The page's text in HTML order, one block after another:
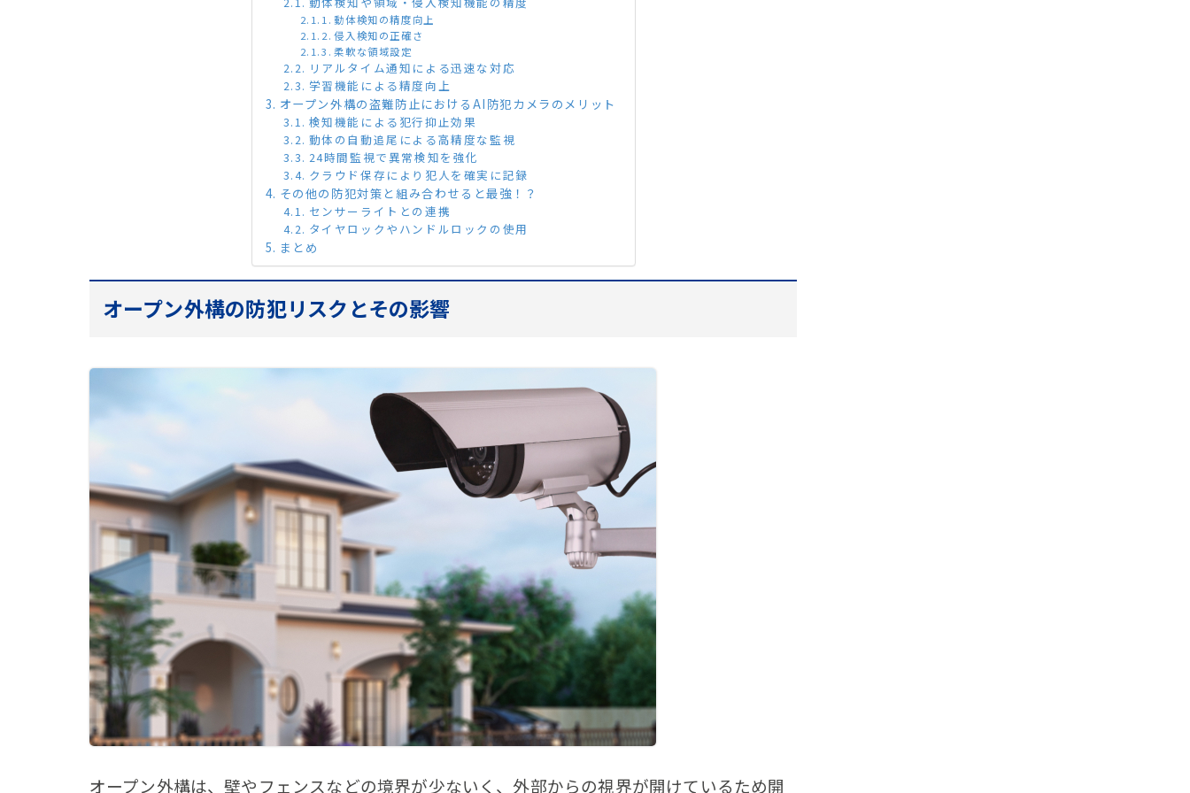
動体検知の精度向上
侵入検知の正確さ
柔軟な領域設定
リアルタイム通知による迅速な対応
学習機能による精度向上
オープン外構の盗難防止におけるAI防犯カメラのメリット
検知機能による犯行抑止効果
動体の自動追尾による高精度な監視
24時間監視で異常検知を強化
クラウド保存により犯人を確実に記録
その他の防犯対策と組み合わせると最強！？
センサーライトとの連携
タイヤロックやハンドルロックの使用
まとめ
オープン外構の防犯リスクとその影響
オープン外構は、壁やフェンスなどの境界が少ないく、外部からの視界が開けているため開